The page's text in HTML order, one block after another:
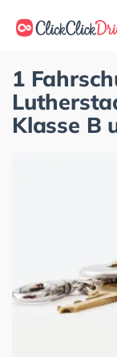
1
Klasse B